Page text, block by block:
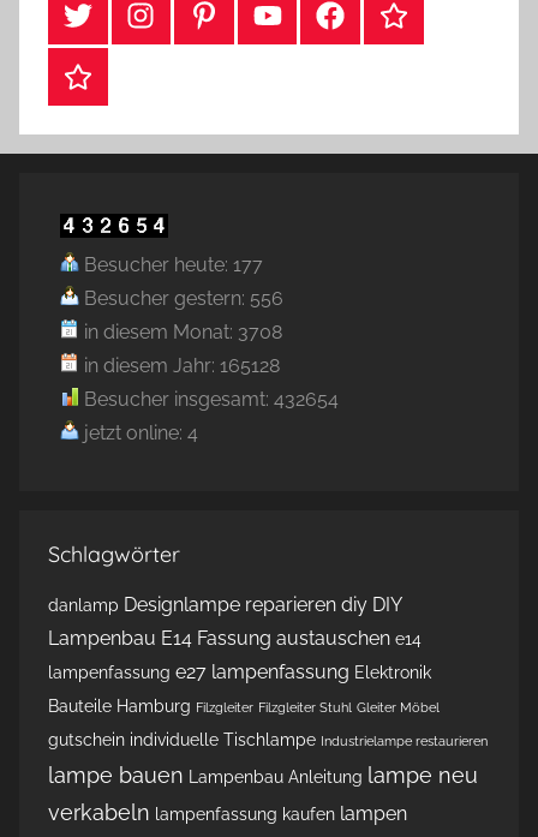
Twitter InstragramPinterestYouTubeFacebookTikTok
Webshop
Besucher heute: 177
Besucher gestern: 556
in diesem Monat: 3708
in diesem Jahr: 165128
Besucher insgesamt: 432654
jetzt online: 4
Schlagwörter
danlamp Designlampe reparieren diy DIY
Lampenbau E14 Fassung austauschen e14
lampenfassung e27 lampenfassung Elektronik
Bauteile Hamburg Filzgleiter Filzgleiter Stuhl Gleiter Möbel
gutschein individuelle Tischlampe Industrielampe restaurieren
lampe bauen Lampenbau Anleitung lampe neu
verkabeln lampenfassung kaufen lampen